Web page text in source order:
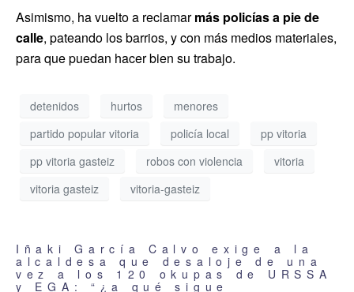
Asimismo, ha vuelto a reclamarmás policías a pie de
calle, pateando los barrios, y con más medios materiales,
para que puedan hacer bien su trabajo.
detenidos hurtos
menores
partido popular vitoria
policía local
pp vitoria
pp vitoria gasteiz
robos con violencia
vitoria
vitoria gasteiz
vitoria-gasteiz
Iñaki García Calvo exige a la
alcaldesa que desaloje de una
vez a los 120 okupas de URSSA
y EGA: “¿a qué sigue